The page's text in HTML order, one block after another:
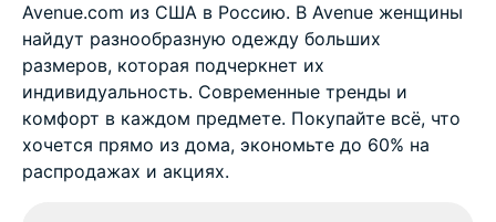
Avenue.com из США в Россию. В Avenue женщины
найдут разнообразную одежду больших
размеров, которая подчеркнет их
индивидуальность. Современные тренды и
комфорт в каждом предмете. Покупайте всё, что
хочется прямо из дома, экономьте до 60% на
распродажах и акциях.